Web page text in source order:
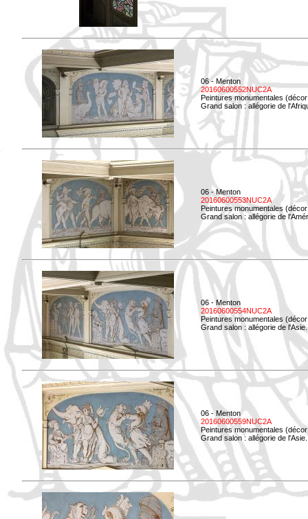
06 - Menton
20160600552NUC2A
Peintures monumentales
Grand salon : allégorie de
06 - Menton
20160600553NUC2A
Peintures monumentales
Grand salon : allégorie de
06 - Menton
20160600554NUC2A
Peintures monumentales
Grand salon : allégorie de l'Asie.
06 - Menton
20160600559NUC2A
Peintures monumentales
Grand salon : allégorie de l'Asie.